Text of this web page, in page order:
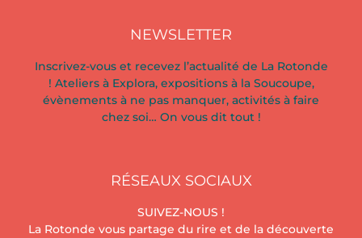
NEWSLETTER
Inscrivez-vous et recevez l’actualité de La Rotonde
! Ateliers à Explora, expositions à la Soucoupe,
évènements à ne pas manquer, activités à faire
chez soi… On vous dit tout !
RÉSEAUX SOCIAUX
SUIVEZ-NOUS !
La Rotonde vous partage du rire et de la découverte